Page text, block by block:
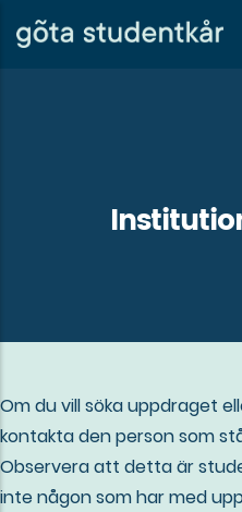
Skip
to
Om du vill söka uppdraget
kontakta den person som
Observera att detta är
inte någon som har med